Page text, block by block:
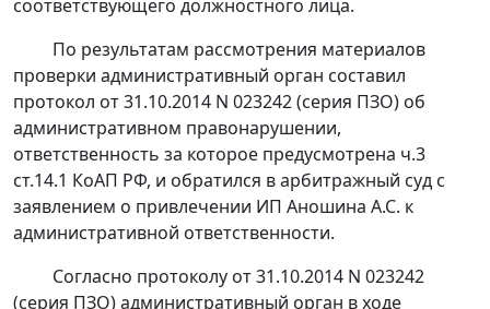
соответствующего должностного лица.
По результатам рассмотрения материалов
проверки административный орган составил
протокол от 31.10.2014 N 023242 (серия ПЗО) об
административном правонарушении,
ответственность за которое предусмотрена ч.3
ст.14.1 КоАП РФ, и обратился в арбитражный суд с
заявлением о привлечении ИП Аношина А.С. к
административной ответственности.
Согласно протоколу от 31.10.2014 N 023242
(серия ПЗО) административный орган в ходе